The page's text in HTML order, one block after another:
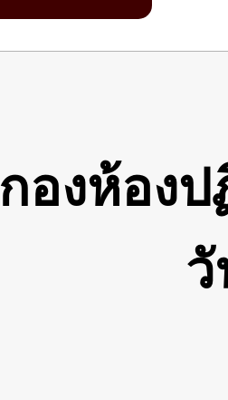
กองห้อง